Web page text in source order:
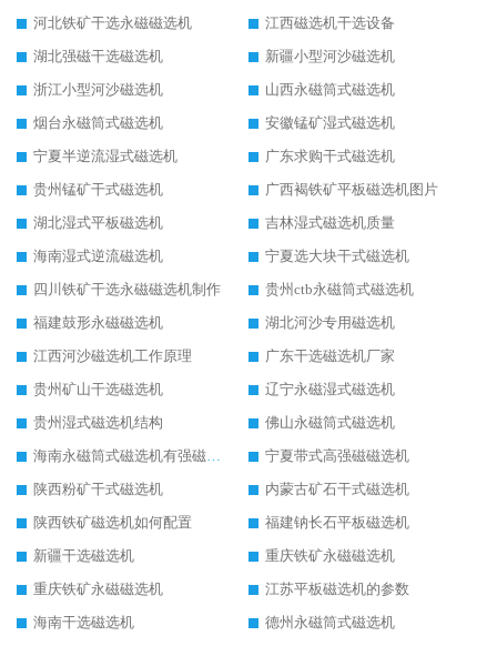
河北铁矿干选永磁磁选机
江西磁选机干选设备
湖北强磁干选磁选机
新疆小型河沙磁选机
浙江小型河沙磁选机
山西永磁筒式磁选机
烟台永磁筒式磁选机
安徽锰矿湿式磁选机
宁夏半逆流湿式磁选机
广东求购干式磁选机
贵州锰矿干式磁选机
广西褐铁矿平板磁选机图片
湖北湿式平板磁选机
吉林湿式磁选机质量
海南湿式逆流磁选机
宁夏选大块干式磁选机
四川铁矿干选永磁磁选机制作
贵州ctb永磁筒式磁选机
福建鼓形永磁磁选机
湖北河沙专用磁选机
江西河沙磁选机工作原理
广东干选磁选机厂家
贵州矿山干选磁选机
辽宁永磁湿式磁选机
贵州湿式磁选机结构
佛山永磁筒式磁选机
海南永磁筒式磁选机有强磁的吗
宁夏带式高强磁磁选机
陕西粉矿干式磁选机
内蒙古矿石干式磁选机
陕西铁矿磁选机如何配置
福建钠长石平板磁选机
新疆干选磁选机
重庆铁矿永磁磁选机
重庆铁矿永磁磁选机
江苏平板磁选机的参数
海南干选磁选机
德州永磁筒式磁选机